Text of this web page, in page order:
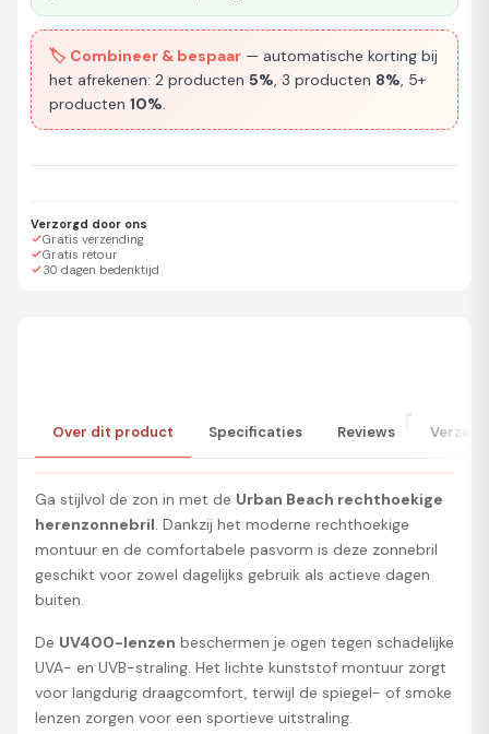
🏷️ Combineer & bespaar — automatische korting bij
het afrekenen: 2 producten 5%, 3 producten 8%, 5+
producten 10%.
Verzorgd door ons
Gratis verzending
Gratis retour
30 dagen bedenktijd
Over dit product Specificaties Reviews
URBAN BEACH RECHTHOEKIGE HERENZONNEBRIL MET
UV400-BESCHERMING
Ga stijlvol de zon in met de Urban Beach rechthoekige
herenzonnebril. Dankzij het moderne rechthoekige
montuur en de comfortabele pasvorm is deze zonnebril
geschikt voor zowel dagelijks gebruik als actieve dagen
buiten.
De UV400-lenzen beschermen je ogen tegen schadelijke
UVA- en UVB-straling. Het lichte kunststof montuur zorgt
voor langdurig draagcomfort, terwijl de spiegel- of smoke
lenzen zorgen voor een sportieve uitstraling.